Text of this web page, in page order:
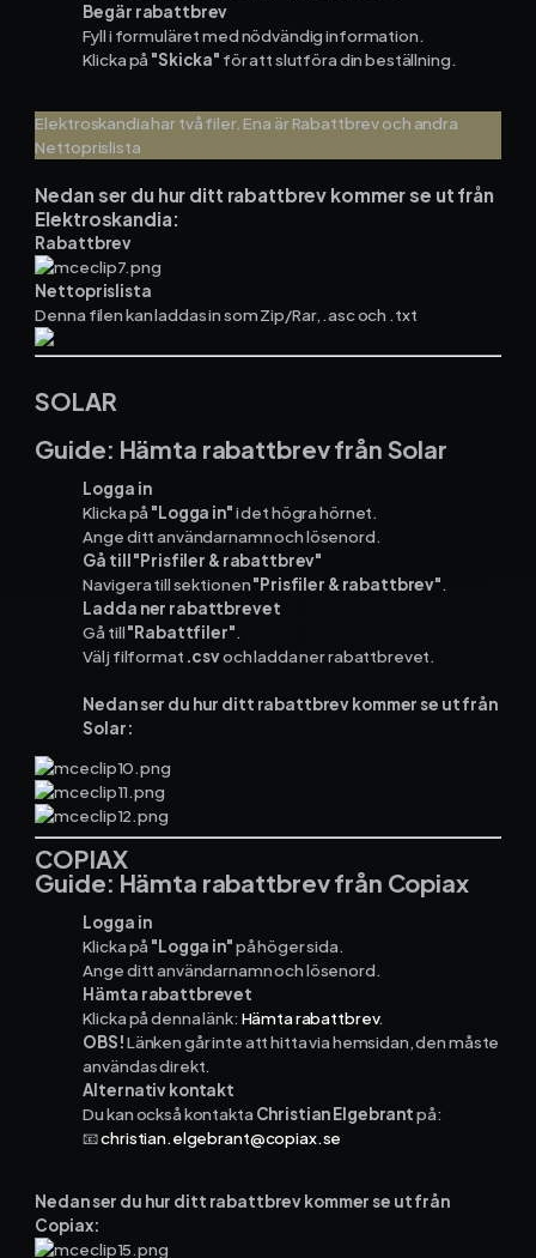
Begär rabattbrev
Fyll i formuläret med nödvändig information.
Klicka på "Skicka" för att slutföra din beställning.
Elektroskandia har två filer. Ena är Rabattbrev och andra
Nettoprislista
Nedan ser du hur ditt rabattbrev kommer se ut från
Elektroskandia:
Rabattbrev
Nettoprislista
Denna filen kan laddas in som Zip/Rar, .asc och .txt
SOLAR
Guide: Hämta rabattbrev från Solar
Logga in
Klicka på "Logga in"i det högra hörnet.
Ange ditt användarnamn och lösenord.
Gå till "Prisfiler & rabattbrev"
Navigera till sektionen"Prisfiler & rabattbrev".
Ladda ner rabattbrevet
Gå till"Rabattfiler".
Välj filformat .csvoch ladda ner rabattbrevet.
Nedan ser du hur ditt rabattbrev kommer se ut från
Solar:
COPIAX
Guide: Hämta rabattbrev från Copiax
Logga in
Klicka på "Logga in"på höger sida.
Ange ditt användarnamn och lösenord.
Hämta rabattbrevet
Klicka på denna länk: Hämta rabattbrev.
OBS!Länken går inte att hitta via hemsidan, den måste
användas direkt.
Alternativ kontakt
Du kan också kontakta Christian Elgebrantpå:
📧christian.elgebrant@copiax.se
Nedan ser du hur ditt rabattbrev kommer se ut från
Copiax: